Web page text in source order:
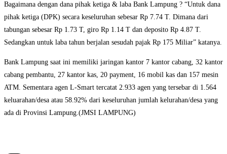
Bagaimana dengan dana pihak ketiga & laba Bank Lampung ? “Untuk dana
pihak ketiga (DPK) secara keseluruhan sebesar Rp 7.74 T. Dimana dari
tabungan sebesar Rp 1.73 T, giro Rp 1.14 T dan deposito Rp 4.87 T.
Sedangkan untuk laba tahun berjalan sesudah pajak Rp 175 Miliar” katanya.
Bank Lampung saat ini memiliki jaringan kantor 7 kantor cabang, 32 kantor
cabang pembantu, 27 kantor kas, 20 payment, 16 mobil kas dan 157 mesin
ATM. Sementara agen L-Smart tercatat 2.933 agen yang tersebar di 1.564
keluarahan/desa atau 58.92% dari keseluruhan jumlah kelurahan/desa yang
ada di Provinsi Lampung.(JMSI LAMPUNG)